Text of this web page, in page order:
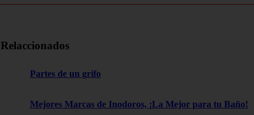
Relaccionados
Partes de un grifo
Mejores Marcas de Inodoros, ¡La Mejor para tu Baño!